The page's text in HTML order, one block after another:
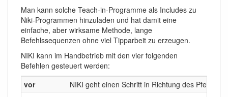
Man kann solche Teach-in-Programme als Includes zu
Niki-Programmen hinzuladen und hat damit eine
einfache, aber wirksame Methode, lange
Befehlssequenzen ohne viel Tipparbeit zu erzeugen.
NIKI kann im Handbetrieb mit den vier folgenden
Befehlen gesteuert werden:
vor
NIKI geht einen Schritt in Richtung des Pfeils.